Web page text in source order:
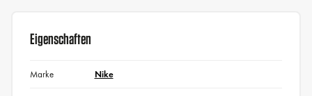
Eigenschaften
Marke Nike